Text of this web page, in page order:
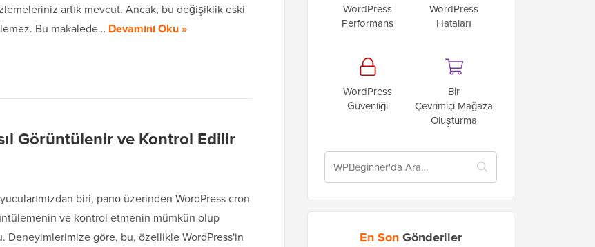
artık mevcut. Ancak, bu değişiklik eski
Bu makalede… Devamını Oku »
Görüntülenir ve Kontrol Edilir
biri, pano üzerinden WordPress cron
ve kontrol etmenin mümkün olup
Deneyimlerimize göre, bu, özellikle WordPress'in
WordPress
Performans
WordPress
Hataları
WordPress
Güvenliği
Bir
Çevrimiçi Mağaza
Oluşturma
En SonGönderiler